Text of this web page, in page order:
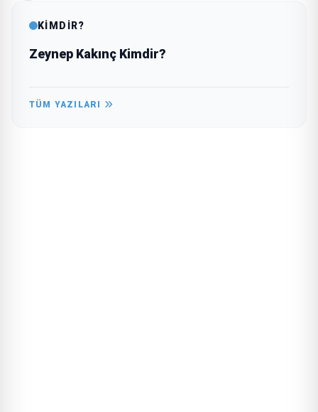
KİMDİR?
Zeynep Kakınç Kimdir?
TÜM YAZILARI